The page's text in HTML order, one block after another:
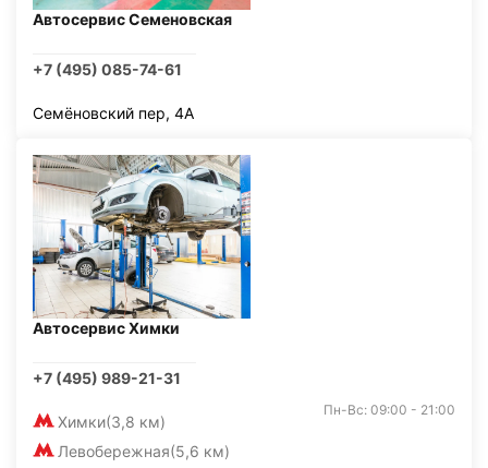
Автосервис Семеновская
+7 (495) 085-74-61
Семёновский пер, 4А
Автосервис Химки
+7 (495) 989-21-31
Химки(3,8 км)
Левобережная(5,6 км)
Пн-Вс: 09:00 - 21:00